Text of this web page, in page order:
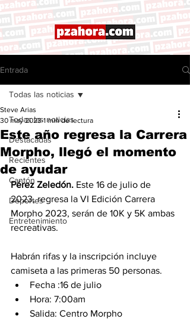
Entrada
Todas las noticias
Destacadas
Recientes
Cantón
Deportes
Entretenimiento
Todas las noticias
Este año regresa la Carrera
Morpho, llegó el momento
de ayudar
Steve Arias
30 may 2023 1 min de lectura
Pérez Zeledón. Este 16 de julio de
2023, regresa la VI Edición Carrera
Morpho 2023, serán de 10K y 5K ambas
recreativas.
Habrán rifas y la inscripción incluye
camiseta a las primeras 50 personas.
Fecha :16 de julio
Hora: 7:00am
Salida: Centro Morpho